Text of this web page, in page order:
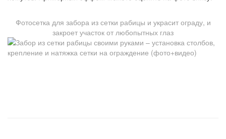
Фотосетка для забора из сетки рабицы и украсит ограду, и
закроет участок от любопытных глаз